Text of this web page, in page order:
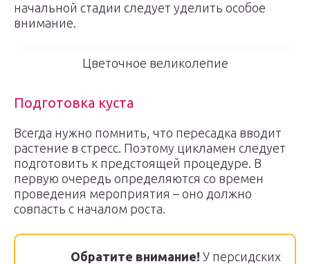
начальной стадии следует уделить особое
внимание.
Цветочное великолепие
Подготовка куста
Всегда нужно помнить, что пересадка вводит
растение в стресс. Поэтому цикламен следует
подготовить к предстоящей процедуре. В
первую очередь определяются со времен
проведения мероприятия – оно должно
совпасть с началом роста.
Обратите внимание! У персидских